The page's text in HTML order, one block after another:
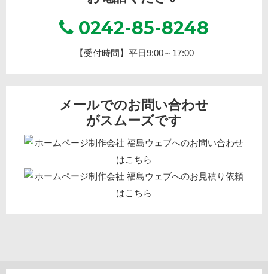
0242-85-8248
【受付時間】平日9:00～17:00
メールでのお問い合わせ
がスムーズです